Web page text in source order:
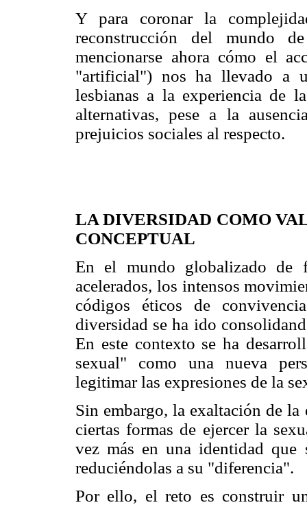
Y para coronar la
reconstrucción del mundo
mencionarse ahora cómo el
"artificial") nos ha llevado a
lesbianas a la experiencia de
alternativas, pese a la
prejuicios sociales al respecto.
LA DIVERSIDAD COMO
CONCEPTUAL
En el mundo globalizado de
acelerados, los intensos
códigos éticos de
diversidad se ha ido
En este contexto se ha
sexual" como una nueva
legitimar las expresiones de la
Sin embargo, la exaltación de
ciertas formas de ejercer la
vez más en una identidad que
reduciéndolas a su "diferencia".
Por ello, el reto es construir